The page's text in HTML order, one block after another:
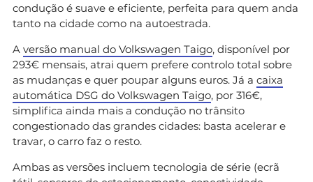
condução é suave e eficiente, perfeita para quem anda
tanto na cidade como na autoestrada.
A versão manual do Volkswagen Taigo, disponível por
293€ mensais, atrai quem prefere controlo total sobre
as mudanças e quer poupar alguns euros. Já a caixa
automática DSG do Volkswagen Taigo, por 316€,
simplifica ainda mais a condução no trânsito
congestionado das grandes cidades: basta acelerar e
travar, o carro faz o resto.
Ambas as versões incluem tecnologia de série (ecrã